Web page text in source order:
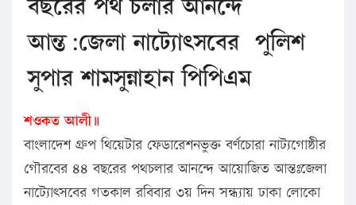
বছরের পথ চলার আনন্দে
আন্ত:জেলা নাট্যোৎসবের পুলিশ
সুপার শামসুন্নাহান পিপিএম
শওকত আলী॥
বাংলাদেশ গ্রুপ থিয়েটার ফেডারেশনভুক্ত বর্ণচোরা নাট্যগোষ্ঠীর
গৌরবের ৪৪ বছরের পথচলার আনন্দে আয়োজিত আন্তঃজেলা
নাট্যোৎসবের গতকাল রবিবার ৩য় দিন সন্ধ্যায় ঢাকা লোকো